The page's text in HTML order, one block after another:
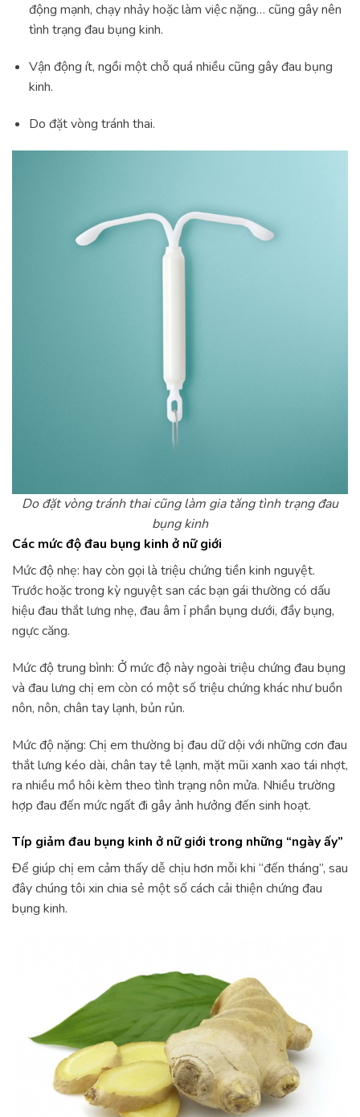
động mạnh, chạy nhảy hoặc làm việc nặng… cũng gây nên
tình trạng đau bụng kinh.
Vận động ít, ngồi một chỗ quá nhiều cũng gây đau bụng
kinh.
Do đặt vòng tránh thai.
Do đặt vòng tránh thai cũng làm gia tăng tình trạng đau
bụng kinh
Các mức độ đau bụng kinh ở nữ giới
Mức độ nhẹ: hay còn gọi là triệu chứng tiền kinh nguyệt.
Trước hoặc trong kỳ nguyệt san các bạn gái thường có dấu
hiệu đau thắt lưng nhẹ, đau âm ỉ phần bụng dưới, đầy bụng,
ngực căng.
Mức độ trung bình: Ở mức độ này ngoài triệu chứng đau bụng
và đau lưng chị em còn có một số triệu chứng khác như buồn
nôn, nôn, chân tay lạnh, bủn rủn.
Mức độ nặng: Chị em thường bị đau dữ dội với những cơn đau
thắt lưng kéo dài, chân tay tê lạnh, mặt mũi xanh xao tái nhợt,
ra nhiều mồ hôi kèm theo tình trạng nôn mửa. Nhiều trường
hợp đau đến mức ngất đi gây ảnh hưởng đến sinh hoạt.
Típ giảm đau bụng kinh ở nữ giới trong những “ngày ấy”
Để giúp chị em cảm thấy dễ chịu hơn mỗi khi “đến tháng”, sau
đây chúng tôi xin chia sẻ một số cách cải thiện chứng đau
bụng kinh.